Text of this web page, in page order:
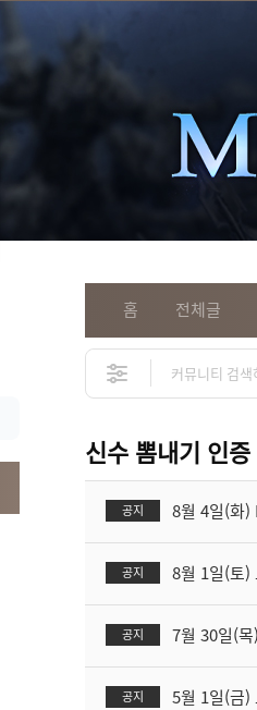
홈 전체글
신수 뽐내기 인증
공지 8월 4일(화)
공지 8월 1일(토)
공지 7월 30일(
공지 5월 1일(금)